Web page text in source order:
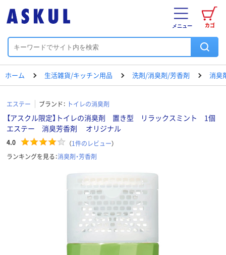
カゴ
メニュー
ホーム 生活雑貨/キッチン用品 洗剤/消臭剤/芳香剤 消臭
エステー ブランド： トイレの消臭剤
【アスクル限定】トイレの消臭剤 置き型 リラックスミント 1個
エステー 消臭芳香剤 オリジナル
4.0 （1件のレビュー）
ランキングを見る：消臭剤・芳香剤